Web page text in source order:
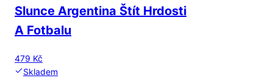
Slunce Argentina Štít Hrdosti
A Fotbalu
479 Kč
Skladem